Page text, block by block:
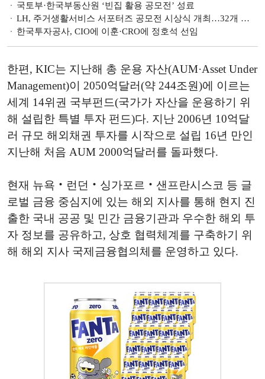
국토부·한국부동산원 ‘빈집 활용 공모전’ 성료
LH, 주거생활서비스 서포터즈 공모전 시상식 개최…32개 작품 시상
한국투자공사, CIO에 이훈·CRO에 정호석 선임
한편, KIC는 지난해 총 운용 자산(AUM·Asset Under
Management)이 2050억달러(약 244조원)에 이르는
세계 14위권 국부펀드(국가가 자산을 운용하기 위
해 설립한 특별 투자 펀드)다. 지난 2006년 10억달
러 규모 해외채권 투자를 시작으로 설립 16년 만인
지난해 처음 AUM 2000억달러를 돌파했다.
현재 뉴욕‧런던‧싱가포르‧샌프란시스코 등 글
로벌 금융 중심지에 있는 해외 지사를 통해 현지 진
출한 국내 공공 및 민간 금융기관과 우수한 해외 투
자 정보를 공유하고, 상호 협력체계를 구축하기 위
해 해외 지사 국제금융협의체를 운영하고 있다.